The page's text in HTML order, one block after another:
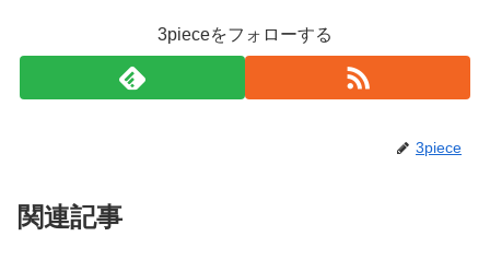
3pieceをフォローする
3piece
関連記事